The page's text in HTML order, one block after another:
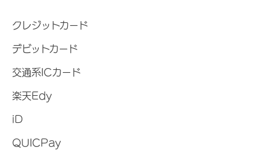
クレジットカード
デビットカード
交通系ICカード
楽天Edy
iD
QUICPay